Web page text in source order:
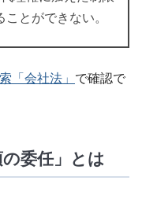
とができない。
「会社法」 で確認で
の委任」とは